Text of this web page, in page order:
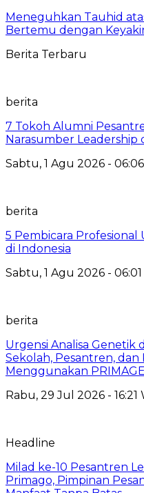
Meneguhkan Tauhid
Bertemu dengan
Berita Terbaru
berita
7 Tokoh Alumni
Narasumber Leadership
Sabtu, 1 Agu 2026 -
berita
5 Pembicara
di Indonesia
Sabtu, 1 Agu 2026 -
berita
Urgensi Analisa Genetik
Sekolah, Pesantren,
Menggunakan
Rabu, 29 Jul 2026 - 16:21
Headline
Milad ke-10 Pesantren
Primago, Pimpinan